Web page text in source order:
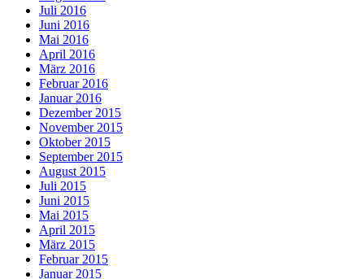
Juli 2016
Juni 2016
Mai 2016
April 2016
März 2016
Februar 2016
Januar 2016
Dezember 2015
November 2015
Oktober 2015
September 2015
August 2015
Juli 2015
Juni 2015
Mai 2015
April 2015
März 2015
Februar 2015
Januar 2015